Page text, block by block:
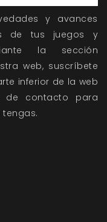
y avances
de tus juegos y
la sección
web, suscríbete
inferior de la web
de contacto para